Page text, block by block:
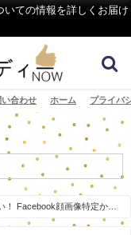
ての情報を詳しくお届け
い合わせ ホーム プライバ
Facebook顔画像特定か！